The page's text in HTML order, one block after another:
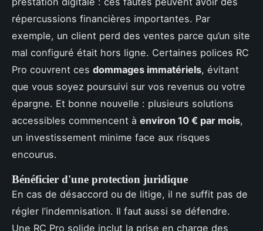
répercussions financières importantes. Par
exemple, un client perd des ventes parce qu’un site
mal configuré était hors ligne. Certaines polices RC
Pro couvrent ces dommages immatériels, évitant
que vous soyez poursuivi sur vos revenus ou votre
épargne. Et bonne nouvelle : plusieurs solutions
accessibles commencent à environ 10 € par mois,
un investissement minime face aux risques
encourus.
Bénéficier d'une protection juridique
En cas de désaccord ou de litige, il ne suffit pas de
régler l’indemnisation. Il faut aussi se défendre.
Une RC Pro solide inclut la prise en charge des